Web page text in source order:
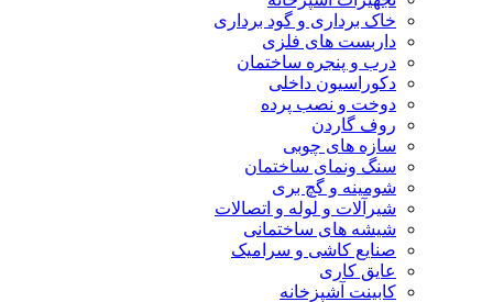
خاک برداری و گود برداری
داربست های فلزی
درب و پنجره ساختمان
دکوراسیون داخلی
دوخت و نصب پرده
روف گاردن
سازه های چوبی
سنگ ونمای ساختمان
شومینه و گچ بری
شیرآلات و لوله و اتصالات
شیشه های ساختمانی
صنایع کاشی و سرامیک
عایق کاری
کابینت آشپزخانه